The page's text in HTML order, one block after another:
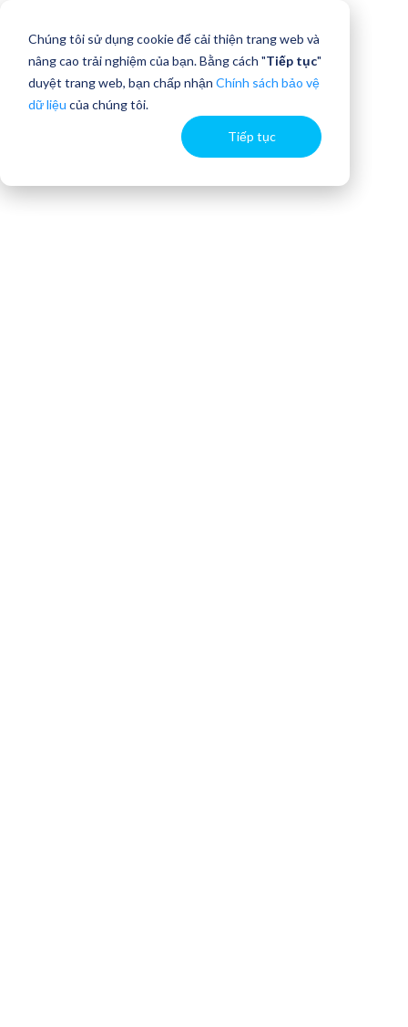
Chúng tôi sử dụng cookie để cải thiện trang web và
nâng cao trải nghiệm của bạn. Bằng cách "Tiếp tục"
duyệt trang web, bạn chấp nhận Chính sách bảo vệ
dữ liệu của chúng tôi.
Tiếp tục